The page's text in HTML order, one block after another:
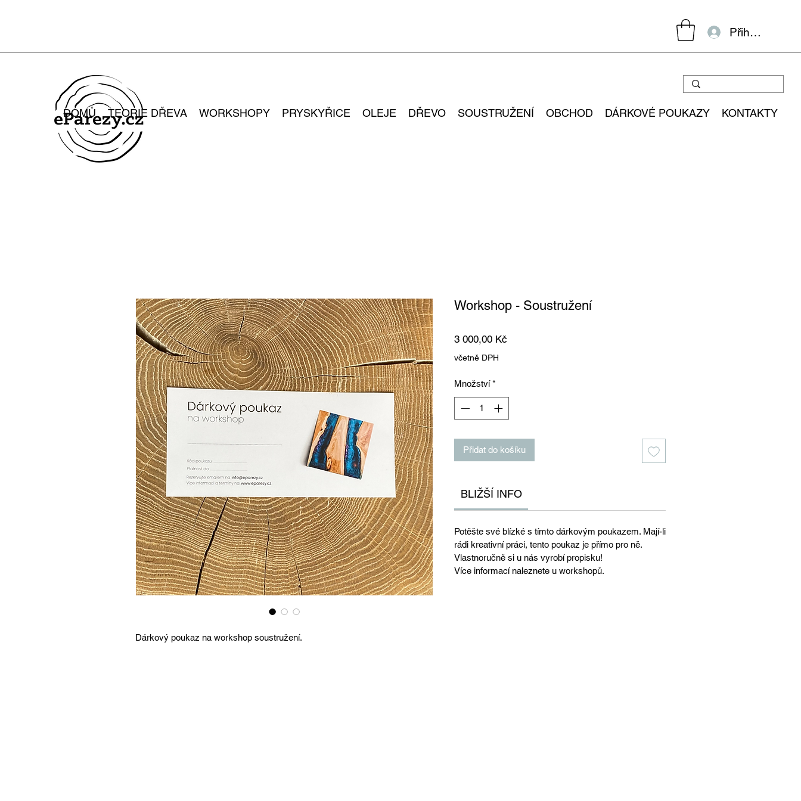
Přihlásit se
DOMŮ TEORIE DŘEVA WORKSHOPY PRYSKYŘICE OLEJE DŘEVO SOUSTRUŽENÍ OBCHOD DÁRKOVÉ POUKAZY KONTAKTY
Dárkový poukaz na workshop soustružení.
Workshop - Soustružení
3 000,00 Kč
včetně DPH
Množství *
Přidat do košíku
BLIŽŠÍ INFO
Potěšte své blízké s tímto dárkovým poukazem. Mají-li
rádi kreativní práci, tento poukaz je přímo pro ně.
Vlastnoručně si u nás vyrobí propisku!
Více informací naleznete u workshopů.